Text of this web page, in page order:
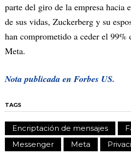
parte del giro de la empresa hacia
de sus vidas, Zuckerberg y su
han comprometido a ceder el 99%
Meta.
Nota publicada enForbes US.
TAGS
Encriptación de mensajes
Messenger
Meta